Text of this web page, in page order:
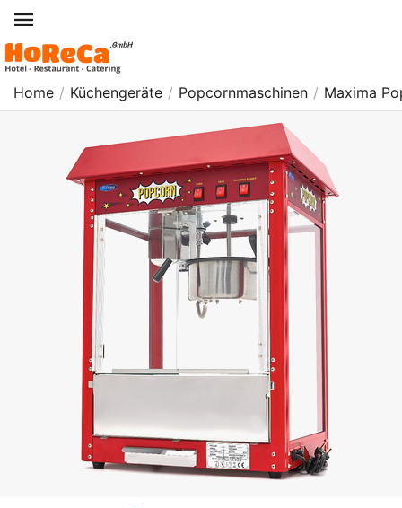
Home / Küchengeräte / Popcornmaschinen / Maxima